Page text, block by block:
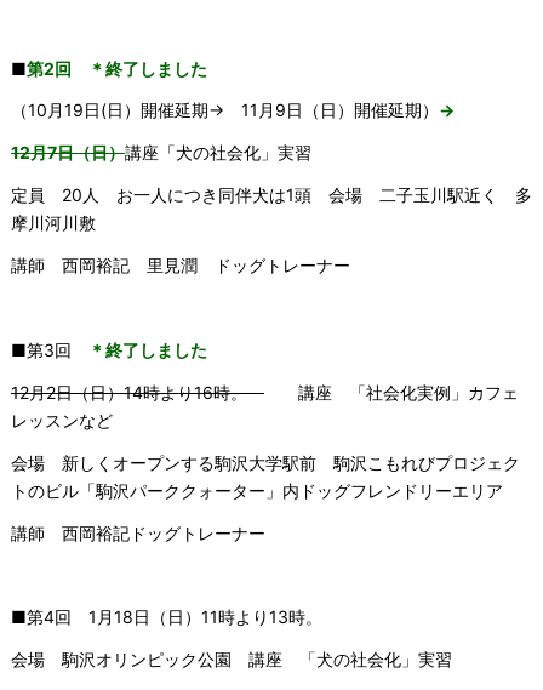
■第2回 ＊終了しました
（10月19日(日）開催延期→ 11月9日（日）開催延期） →
12月7日（日）講座「犬の社会化」実習
定員 20人 お一人につき同伴犬は1頭 会場 二子玉川駅近く 多
摩川河川敷
講師 西岡裕記 里見潤 ドッグトレーナー
■第3回 ＊終了しました
12月2日（日）14時より16時。講座 「社会化実例」カフェ
レッスンなど
会場 新しくオープンする駒沢大学駅前 駒沢こもれびプロジェク
トのビル「駒沢パーククォーター」内ドッグフレンドリーエリア
講師 西岡裕記ドッグトレーナー
■第4回 1月18日（日）11時より13時。
会場 駒沢オリンピック公園 講座 「犬の社会化」実習